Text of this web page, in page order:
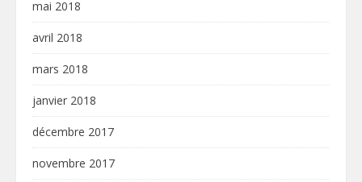
mai 2018
avril 2018
mars 2018
janvier 2018
décembre 2017
novembre 2017